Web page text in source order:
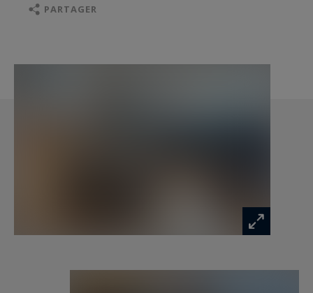
Des espaces nuit et détente :
douche) et deux dressings
Proximité immédiate des commerces, écoles et
PARTAGER